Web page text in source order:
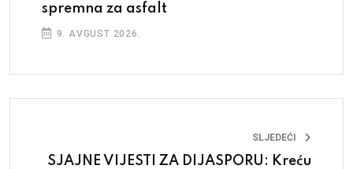
spremna za asfalt
9. AVGUST 2026.
SLJEDEĆI
SJAJNE VIJESTI ZA DIJASPORU: Kreću